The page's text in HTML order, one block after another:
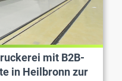
mit B2B-
in Heilbronn zur